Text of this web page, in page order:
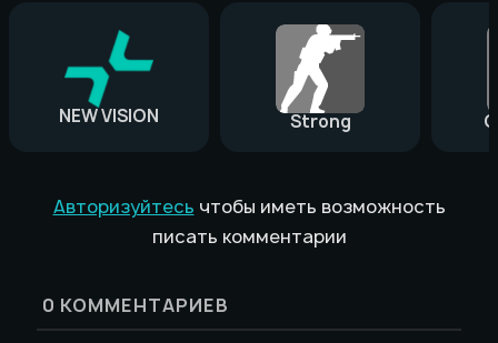
NEW VISION Strong
Авторизуйтесь чтобы иметь возможность
писать комментарии
0 КОММЕНТАРИЕВ